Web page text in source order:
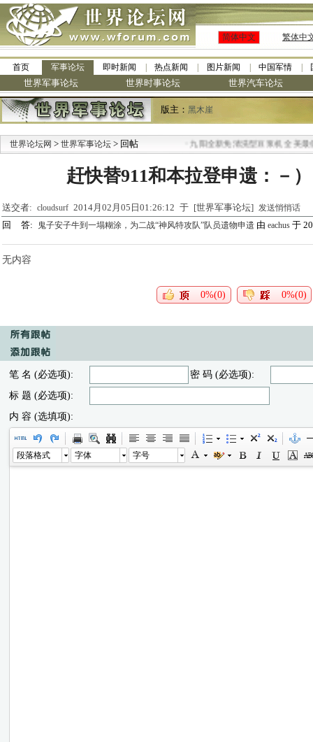
简体中文 繁体中
首页 军事论坛 即时新闻 热点新闻 图片新闻 中国军情
世界军事论坛 世界时事论坛 世界汽车论坛
版主： 黑木崖
世界论坛网 > 世界军事论坛 > 回帖 九阳全新免清洗型豆浆机 全美最低
赶快替911和本拉登申遗：－
送交者: cloudsurf 2014月02月05日01:26:12 于 [世界军事论坛] 发送悄悄话
回 答: 鬼子安子牛到一塌糊涂，为二战“神风特攻队”队员遗物申遗 由 eachus 于
无内容
0%(0) 0%(0)
笔 名 (必选项):
密 码 (必选项):
标 题 (必选项):
内 容 (选填项):
段落格式 字体 字号